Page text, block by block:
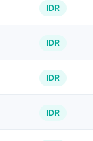
IDR
IDR
IDR
IDR